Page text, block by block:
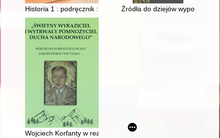
Historia 1 : podręcznik : liceum i technikum : zakres
Źródła do dziejów
Wojciech Korfanty w realiach II Rzeczypospolitej jako polityk